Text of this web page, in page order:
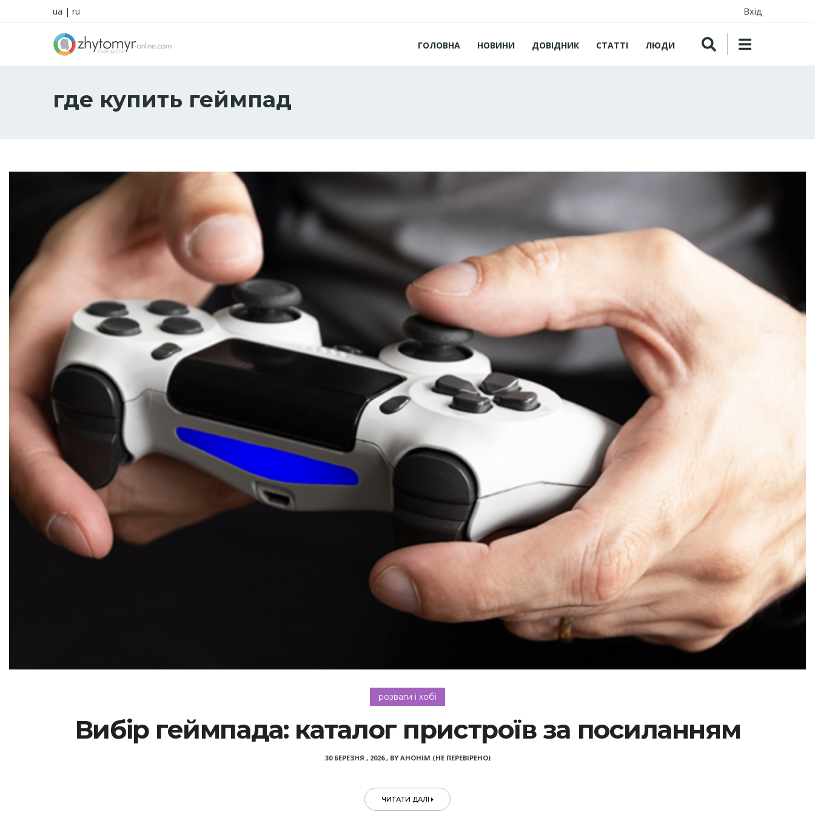
ua | ru Вхід
ГОЛОВНА НОВИНИ ДОВІДНИК СТАТТІ ЛЮДИ
где купить геймпад
розваги і хобі
Вибір геймпада: каталог пристроїв за посиланням
30 БЕРЕЗНЯ , 2026, BY АНОНІМ (НЕ ПЕРЕВІРЕНО)
ЧИТАТИ ДАЛІ